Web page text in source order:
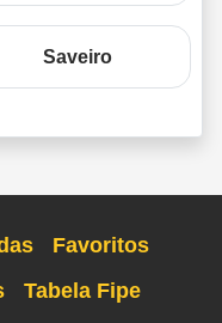
Saveiro
Favoritos
Tabela Fipe